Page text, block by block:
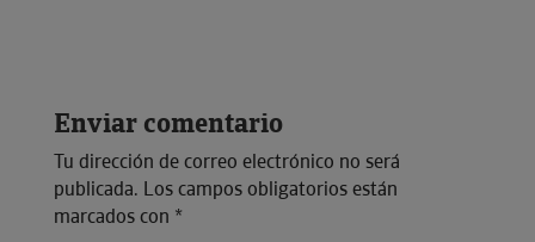
Enviar comentario
Tu dirección de correo electrónico no será
publicada. Los campos obligatorios están
marcados con *